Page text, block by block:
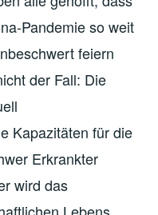
Pandemie so weit
feiern
der Fall: Die
Kapazitäten für die
Erkrankter
wird das